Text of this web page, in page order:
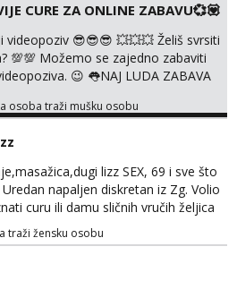
videa koju ja nudim nećeš pronaći ni
djevojke. U proteklih 5 godina
preko 600 videouradaka. Malo je
PR...
CURE ZA ONLINE ZABAVU💞💟
videopoziv 😎😎😎 💥💥💥 Želiš svrsiti
💯💯 Možemo se zajedno zabaviti
😉 👅NAJ LUDA ZABAVA
na Whatsapp, Telegram ili
vidjeti na videopozivu. 😉
3322 ❌NE RADIMO NIŠTA UŽIVO❌
osoba traži mušku osobu
lizz SEX, 69 i sve što
napaljen diskretan iz Zg. Volio
curu ili damu sličnih vručih željica
ugodno i strastveno druženje.
imam, diskr max. A i mobilan 🚗 sam.
traži žensku osobu